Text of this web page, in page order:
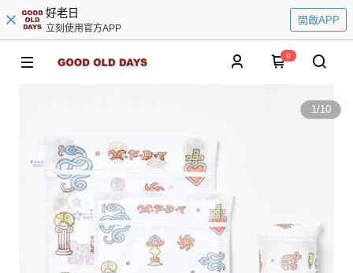
好老日
立刻使用官方APP
開啟APP
0
1/10